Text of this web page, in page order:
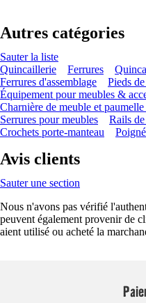
Autres catégories
Sauter la liste
Quincaillerie
Ferrures
Ferrures d'assemblage
Pieds
Équipement pour meubles &
Charnière de meuble et
Serrures pour meubles
Rails
Crochets porte-manteau
Avis clients
Sauter une section
Nous n'avons pas vérifié
peuvent également provenir de
aient utilisé ou acheté la